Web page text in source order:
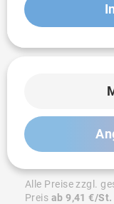
Alle Preise zzgl.
Preis ab 9,41 €/St.